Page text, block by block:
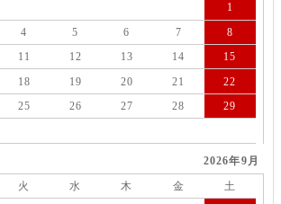
1
4 5 6 7
8
11 12 13 14
15
18 19 20 21
22
25 26 27 28
29
2026年9月
火 水 木 金
土